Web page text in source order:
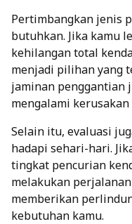
Pertimbangkan jenis
butuhkan. Jika kamu
kehilangan total
menjadi pilihan yang
jaminan penggantian
mengalami
Selain itu, evaluasi
hadapi sehari-hari.
tingkat pencurian
melakukan
memberikan
kebutuhan kamu.